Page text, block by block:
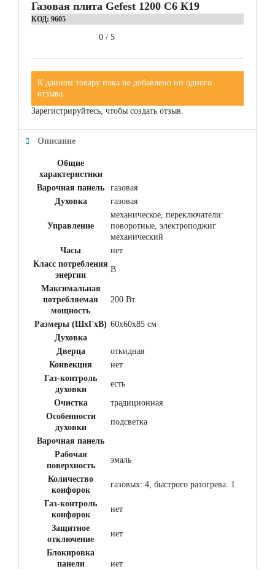
Газовая плита Gefest 1200 С6 К19
КОД: 9605
0 / 5
К данном товару пока не добавлено ни одного
отзыва
Зарегистрируйтесь, чтобы создать отзыв.
Описание
Общие
характеристики
Варочная панель
газовая
Духовка
газовая
Управление
механическое, переключатели:
поворотные, электроподжиг
механический
Часы
нет
Класс потребления
энергии
B
Максимальная
потребляемая
мощность
200 Вт
Размеры (ШхГхВ) 60x60x85 см
Духовка
Дверца
откидная
Конвекция
нет
Газ-контроль
духовки
есть
Очистка
традиционная
Особенности
духовки
подсветка
Варочная панель
Рабочая
поверхность
эмаль
Количество
конфорок
газовых: 4, быстрого разогрева: 1
Газ-контроль
конфорок
нет
Защитное
отключение
нет
Блокировка
панели
нет